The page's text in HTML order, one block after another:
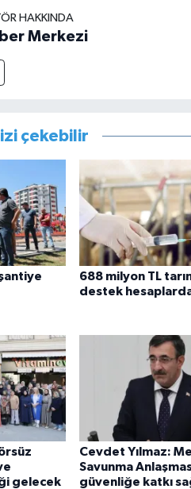
HAKKINDA
Merkezi
çekebilir
688 milyon TL
destek
gelecek
Cevdet Yılmaz:
Savunma
güvenliğe katkı